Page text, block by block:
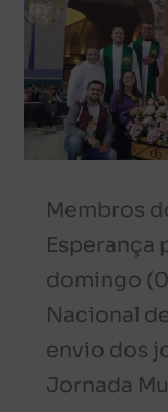
Membros
Esperança
domingo
Nacional
envio dos
Jornada